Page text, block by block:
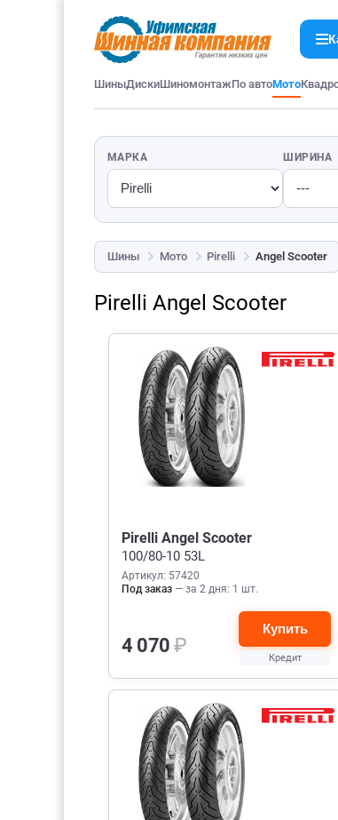
ШиныДискиШиномонтажПо автоМото
МАРКА ШИРИНА
Шины Мото Pirelli Angel Scooter
Pirelli Angel Scooter
Pirelli Angel Scooter
100/80-10 53L
Артикул: 57420
Под заказ — за 2 дня: 1 шт.
4 070₽
Купить
Кредит